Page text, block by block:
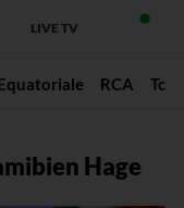
LIVE TV
RCA
Hage